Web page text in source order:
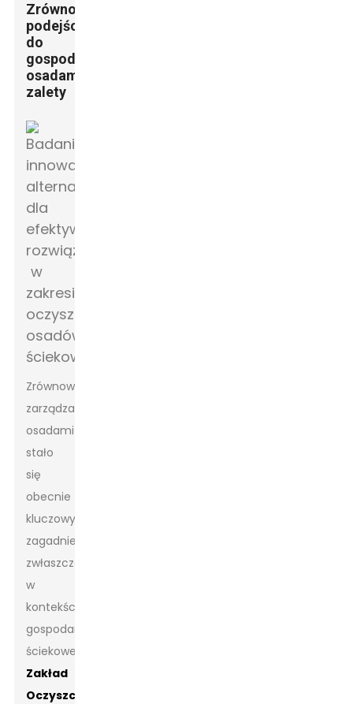
Zrównoważone
podejście
do
gospodarowania
osadami:
zalety
Zrównoważone
zarządzanie
osadami
stało
się
obecnie
kluczowym
zagadnieniem,
zwłaszcza
w
kontekście
gospodarki
ściekowej.
Zakład
Oczyszczania